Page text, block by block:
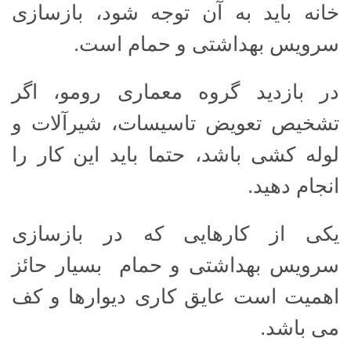
خانه باید به آن توجه شود، بازسازی
سرویس بهداشتی و حمام است.
در بازدید گروه معماری رومو، اگر
تشخیص تعویض تاسیسات، شیرآلات و
لوله کشی باشد، حتما باید این کار را
انجام دهید.
یکی از کارهایی که در بازسازی
سرویس بهداشتی و حمام بسیار حائز
اهمیت است عایق کاری دیوارها و کف
می باشد.